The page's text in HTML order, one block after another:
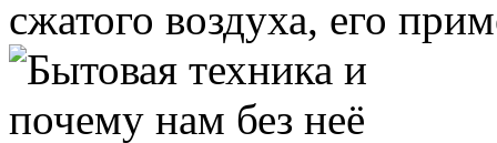
сжатого воздуха, его